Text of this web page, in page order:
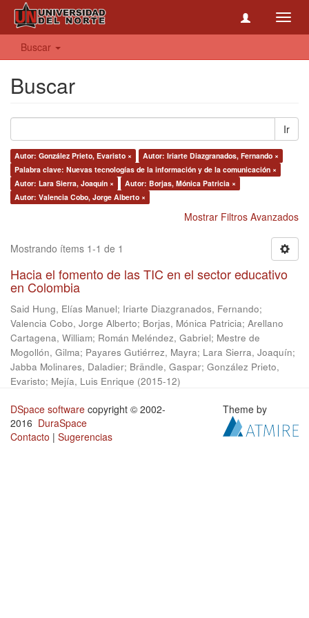
Buscar
Buscar
Ir
Autor: González Prieto, Evaristo ×
Autor: Iriarte Diazgranados, Fernando ×
Palabra clave: Nuevas tecnologías de la información y de la comunicación ×
Autor: Lara Sierra, Joaquín ×
Autor: Borjas, Mónica Patricia ×
Autor: Valencia Cobo, Jorge Alberto ×
Mostrar Filtros Avanzados
Mostrando ítems 1-1 de 1
Hacia el fomento de las TIC en el sector educativo
en Colombia
Said Hung, Elías Manuel; Iriarte Diazgranados, Fernando;
Valencia Cobo, Jorge Alberto; Borjas, Mónica Patricia; Arellano
Cartagena, William; Román Meléndez, Gabriel; Mestre de
Mogollón, Gilma; Payares Gutiérrez, Mayra; Lara Sierra, Joaquín;
Jabba Molinares, Daladier; Brändle, Gaspar; González Prieto,
Evaristo; Mejía, Luis Enrique (2015-12)
DSpace software copyright © 2002-
2016 DuraSpace
Contacto | Sugerencias
Theme by